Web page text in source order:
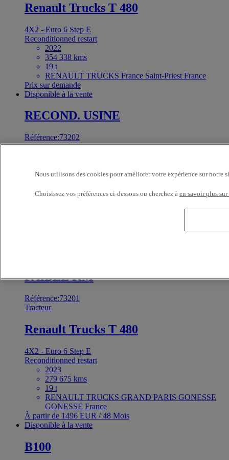
Renault Trucks T 480
4X2 - Euro 6 Step E
Reconditionned restart
2022
354 338 kms
19 t
RENAULT TRUCKS France Saint-Priest France
Prix sur demande
Disponible à la vente
RECOND. USINE
Référence:73202
Tracteur
Renault Trucks T 480
4X2 - Euro 6 Step E
FAIBLE KM
Référence:73201
Tracteur
Renault Trucks T 480
4X2 - Euro 6 Step E
Reconditionned restart
2023
279 675 kms
19 t
RENAULT TRUCKS GRAND PARIS GONESSE
GONESSE France
À partir de 1496 EUR / 48 Mois
Disponible à la vente
B100
Nous utilisons des cookies pour améliorer votre expérience sur notre
Choisissez vos préférences ci-dessous ou cherchez à en savoir plus